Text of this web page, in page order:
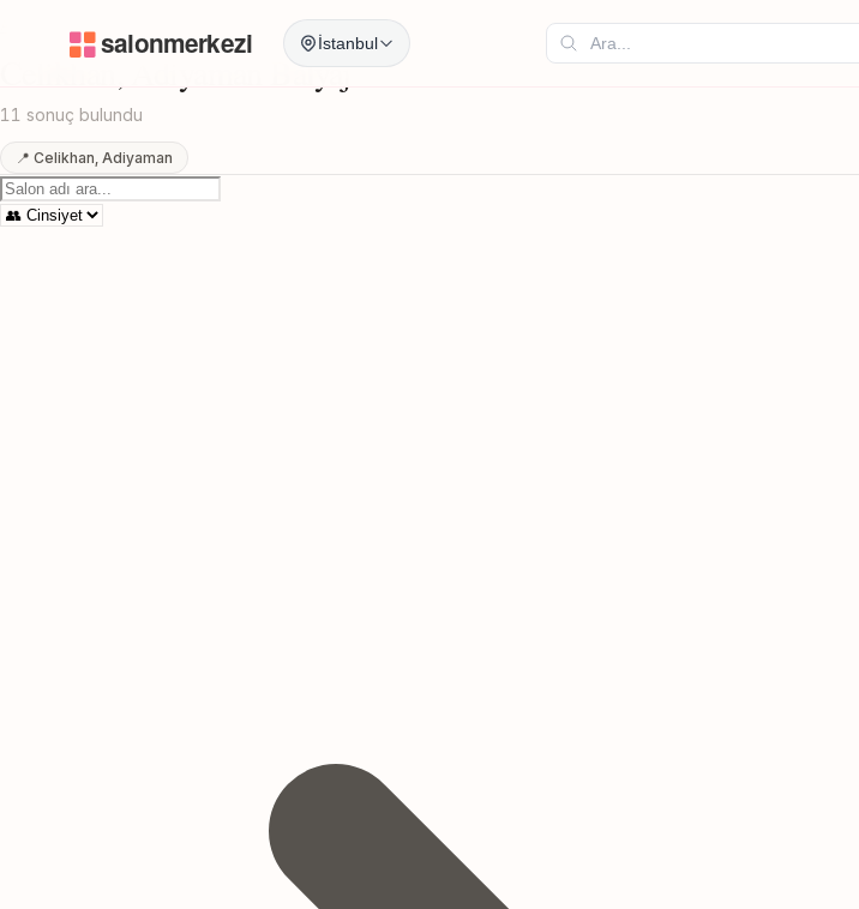
İstanbul
Balyaj
Celikhan, Adiyaman Balyaj
11 sonuç bulundu
📍 Celikhan, Adiyaman